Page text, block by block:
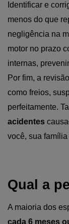
Identificar e
menos do que
negligência na
motor no prazo
internas,
Por fim, a
como freios,
perfeitamente.
acidentes
você, sua
Qual a
A maioria dos
cada 6 meses